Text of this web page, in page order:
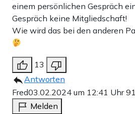
einem persönlichen Gespräch
Gespräch keine Mitgliedschaft!
Wie wird das bei den anderen
13
Antworten
Fred03.02.2024 um 12:41 Uhr
Melden